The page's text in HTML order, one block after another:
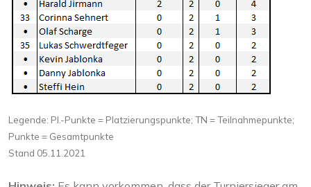
Legende: Pl.-Punkte = Platzierungspunkte; TN = Teilnahmepunkte;
Punkte = Gesamtpunkte
Stand 05.11.2021